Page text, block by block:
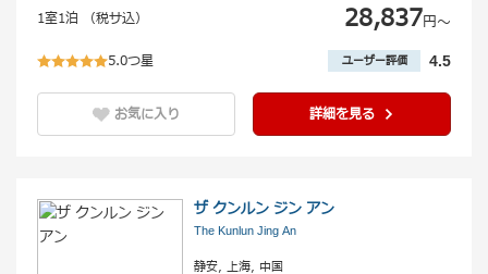
28,837円〜
1室1泊 （税サ込）
5.0つ星 ユーザー評価 4.5
お気に入り 詳細を見る
ザ クンルン ジン アン
The Kunlun Jing An
静安, 上海, 中国